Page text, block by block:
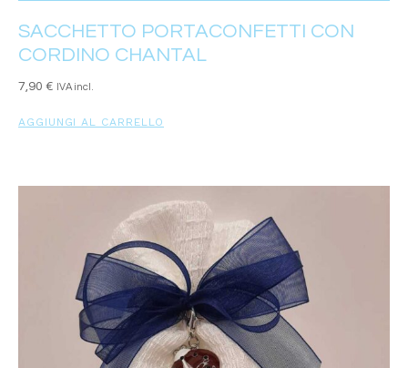
SACCHETTO PORTACONFETTI CON
CORDINO CHANTAL
7,90 € IVA incl.
AGGIUNGI AL CARRELLO